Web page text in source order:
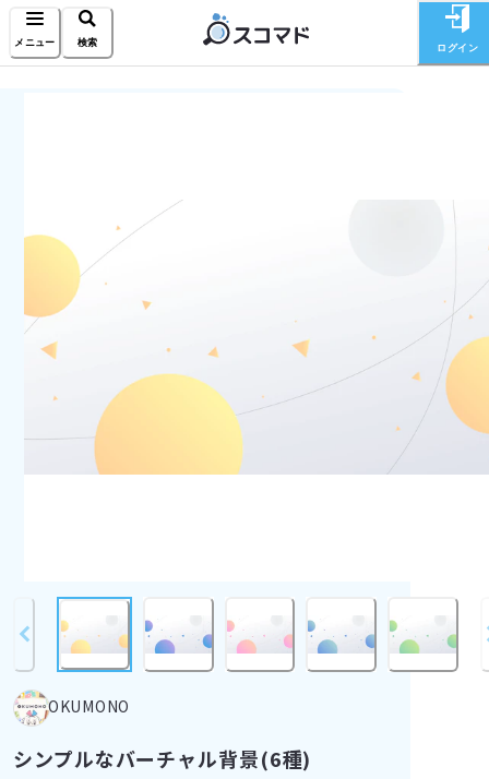
メニュー 検索 ログイン
OKUMONO
シンプルなバーチャル背景(6種)